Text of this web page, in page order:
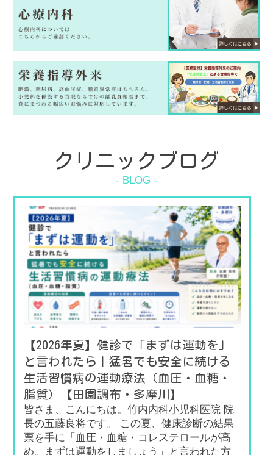
クリニックブログ
【2026年夏】健診で「まずは運動を」
と言われたら｜猛暑でも安全に続ける
生活習慣病の運動療法（血圧・血糖・
脂質）【田園調布・多摩川】
皆さま、こんにちは。竹内内科小児科医院 院
長の五藤良将です。 この夏、健康診断の結果
票を手に「血圧・血糖・コレステロールが高
め。まずは運動をしましょう」と言われた方